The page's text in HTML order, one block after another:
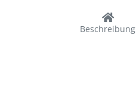
Beschreibung